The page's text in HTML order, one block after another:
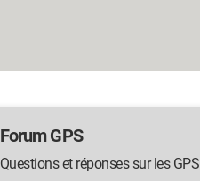
Forum GPS
Questions et réponses sur les GPS